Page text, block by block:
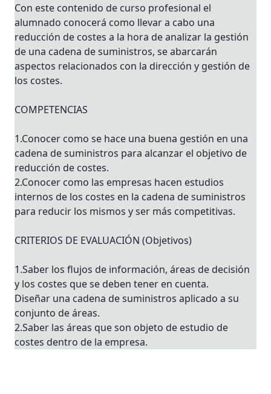
Con este contenido de curso profesional el
alumnado conocerá como llevar a cabo una
reducción de costes a la hora de analizar la gestión
de una cadena de suministros, se abarcarán
aspectos relacionados con la dirección y gestión de
los costes.
COMPETENCIAS
1.Conocer como se hace una buena gestión en una
cadena de suministros para alcanzar el objetivo de
reducción de costes.
2.Conocer como las empresas hacen estudios
internos de los costes en la cadena de suministros
para reducir los mismos y ser más competitivas.
CRITERIOS DE EVALUACIÓN (Objetivos)
1.Saber los flujos de información, áreas de decisión
y los costes que se deben tener en cuenta.
Diseñar una cadena de suministros aplicado a su
conjunto de áreas.
2.Saber las áreas que son objeto de estudio de
costes dentro de la empresa.